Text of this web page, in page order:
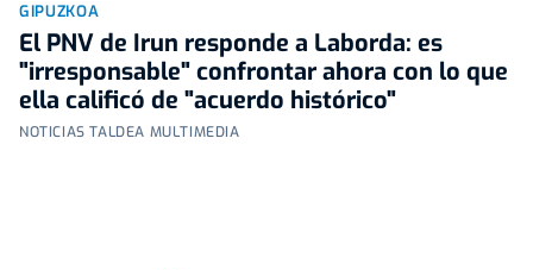
GIPUZKOA
El PNV de Irun responde a Laborda: es
"irresponsable" confrontar ahora con lo que
ella calificó de "acuerdo histórico"
NOTICIAS TALDEA MULTIMEDIA